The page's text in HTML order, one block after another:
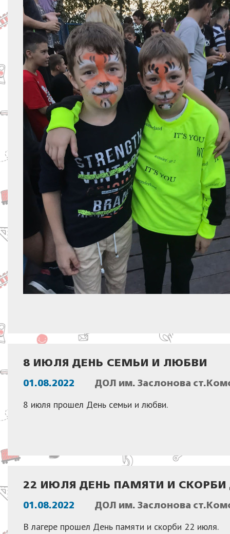
8 ИЮЛЯ ДЕНЬ СЕМЬИ И ЛЮБВИ
01.08.2022 ДОЛ им. Заслонова
8 июля прошел День семьи и любви.
22 ИЮЛЯ ДЕНЬ ПАМЯТИ И
01.08.2022 ДОЛ им. Заслонова
В лагере прошел День памяти и скорби 22 июля.